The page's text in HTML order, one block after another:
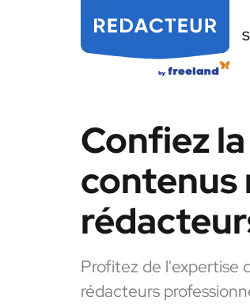
Confiez
contenus
Profitez de l'expertise
rédacteurs